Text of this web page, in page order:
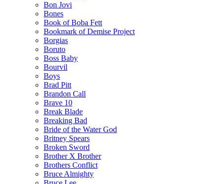
Bon Jovi
Bones
Book of Boba Fett
Bookmark of Demise Project
Borgias
Boruto
Boss Baby
Bourvil
Boys
Brad Pitt
Brandon Call
Brave 10
Break Blade
Breaking Bad
Bride of the Water God
Britney Spears
Broken Sword
Brother X Brother
Brothers Conflict
Bruce Almighty